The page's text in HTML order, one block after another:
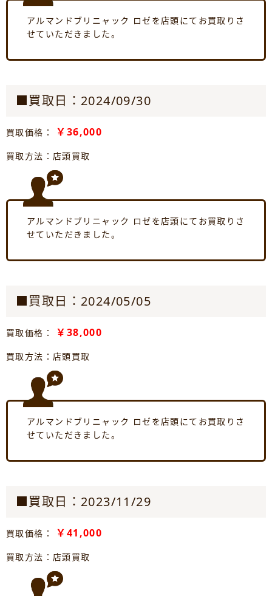
アルマンドブリニャック ロゼを店頭にてお買取りさ
せていただきました。
■買取日：2024/09/30
買取価格： ￥36,000
買取方法：店頭買取
アルマンドブリニャック ロゼを店頭にてお買取りさ
せていただきました。
■買取日：2024/05/05
買取価格： ￥38,000
買取方法：店頭買取
アルマンドブリニャック ロゼを店頭にてお買取りさ
せていただきました。
■買取日：2023/11/29
買取価格： ￥41,000
買取方法：店頭買取